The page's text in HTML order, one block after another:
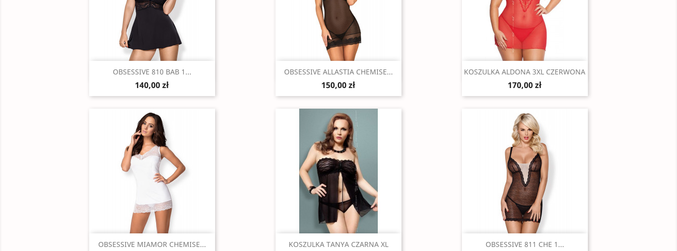
Szybki podgląd
OBSESSIVE 810 BAB 1...
140,00 zł
Szybki podgląd
OBSESSIVE ALLASTIA CHEMISE...
150,00 zł
Szybki podgląd
KOSZULKA ALDONA 3XL CZERWONA
170,00 zł
Szybki podgląd
OBSESSIVE MIAMOR CHEMISE... Szybki podgląd
KOSZULKA TANYA CZARNA XL Szybki podgląd
OBSESSIVE 811 CHE 1...